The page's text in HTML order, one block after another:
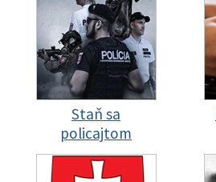
Staň sa
policajtom